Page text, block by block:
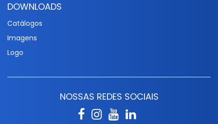
DOWNLOADS
Catálogos
Imagens
Logo
NOSSAS REDES SOCIAIS